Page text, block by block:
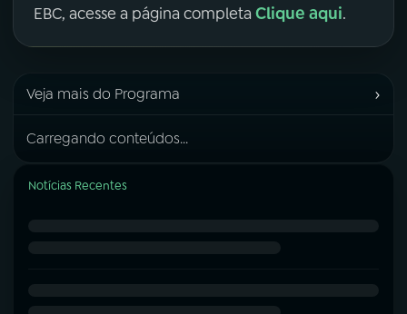
EBC, acesse a página completa Clique aqui.
Veja mais do Programa ›
Carregando conteúdos...
Notícias Recentes